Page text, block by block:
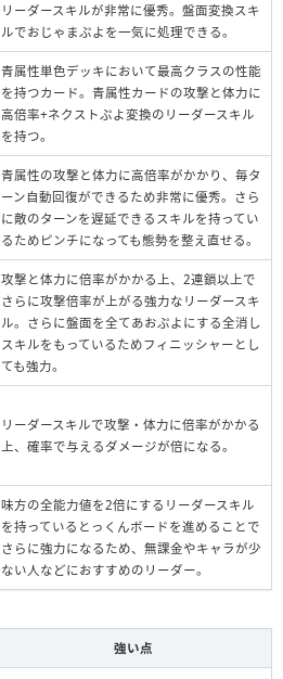
リーダースキルが非常に優秀。盤面変換スキ
ルでおじゃまぷよを一気に処理できる。
青属性単色デッキにおいて最高クラスの性能
を持つカード。青属性カードの攻撃と体力に
高倍率+ネクストぷよ変換のリーダースキル
を持つ。
青属性の攻撃と体力に高倍率がかかり、毎タ
ーン自動回復ができるため非常に優秀。さら
に敵のターンを遅延できるスキルを持ってい
るためピンチになっても態勢を整え直せる。
攻撃と体力に倍率がかかる上、2連鎖以上で
さらに攻撃倍率が上がる強力なリーダースキ
ル。さらに盤面を全てあおぷよにする全消し
スキルをもっているためフィニッシャーとし
ても強力。
リーダースキルで攻撃・体力に倍率がかかる
上、確率で与えるダメージが倍になる。
味方の全能力値を2倍にするリーダースキル
を持っているとっくんボードを進めることで
さらに強力になるため、無課金やキャラが少
ない人などにおすすめのリーダー。
強い点